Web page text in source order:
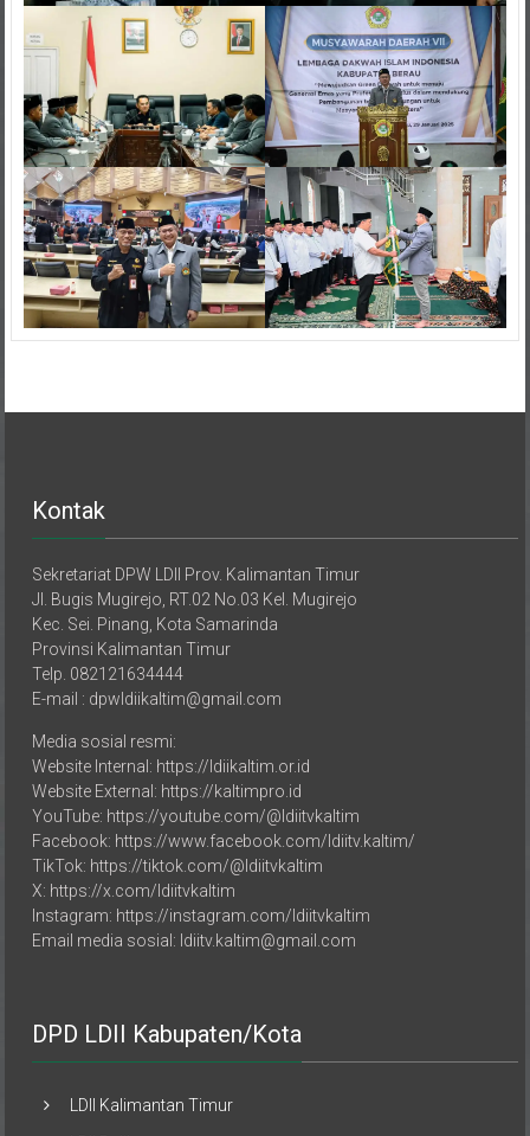
Jl. Bugis Mugirejo, RT.02 No.03 Kel. Mugirejo
Kec. Sei. Pinang, Kota Samarinda
Provinsi Kalimantan Timur
Telp. 082121634444
E-mail : dpwldiikaltim@gmail.com
Website Internal: https://ldiikaltim.or.id
Website External: https://kaltimpro.id
YouTube: https://youtube.com/@ldiitvkaltim
Facebook: https://www.facebook.com/ldiitv.kaltim/
TikTok: https://tiktok.com/@ldiitvkaltim
X: https://x.com/ldiitvkaltim
Instagram: https://instagram.com/ldiitvkaltim
Email media sosial: ldiitv.kaltim@gmail.com